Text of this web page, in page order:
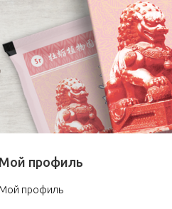
Мой профиль
Мой профиль